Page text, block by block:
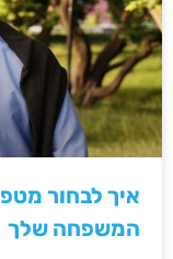
איך לבחור
המשפחה שלך